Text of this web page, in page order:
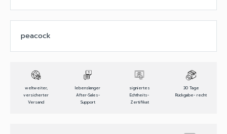
peacock
weltweiter,
versicherter
Versand
lebenslanger
After-Sales-
Support
signiertes
Echtheits-
Zertifikat
30 Tage
Rückgabe- recht